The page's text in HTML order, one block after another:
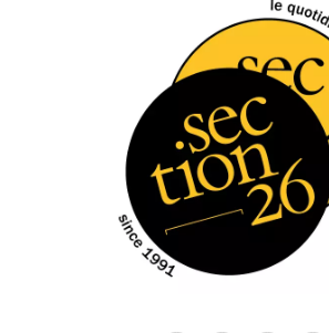
(Feel
It
/
SDZ
Records
/
Pop